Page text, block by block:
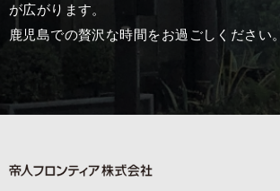
が広がります。
鹿児島での贅沢な時間をお過ごしください。